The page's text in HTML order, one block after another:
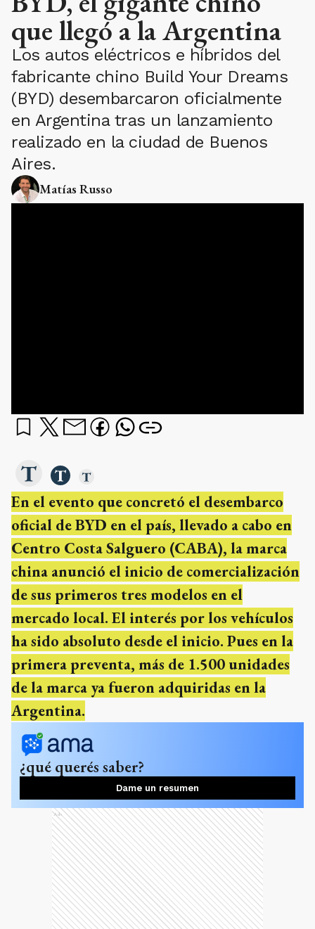
que llegó a la Argentina
Los autos eléctricos e híbridos del
fabricante chino Build Your Dreams
(BYD) desembarcaron oficialmente
en Argentina tras un lanzamiento
realizado en la ciudad de Buenos
Aires.
Matías Russo
En el evento que concretó el desembarco
oficial de BYD en el país, llevado a cabo en
Centro Costa Salguero (CABA), la marca
china anunció el inicio de comercialización
de sus primeros tres modelos en el
mercado local. El interés por los vehículos
ha sido absoluto desde el inicio. Pues en la
primera preventa, más de 1.500 unidades
de la marca ya fueron adquiridas en la
Argentina.
¿qué querés saber?
Dame un resumen
Ads